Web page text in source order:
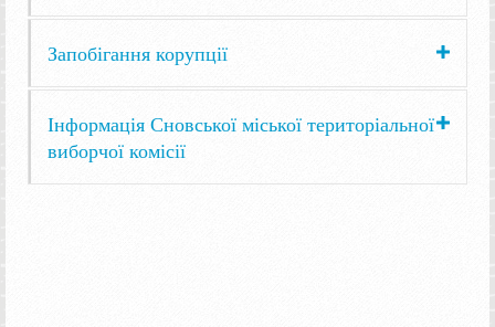
Запобігання корупції
Інформація Сновської міської територіальної
виборчої комісії